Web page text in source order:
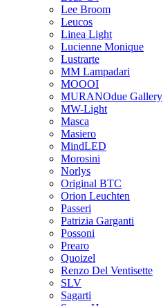
Lee Broom
Leucos
Linea Light
Lucienne Monique
Lustrarte
MM Lampadari
MOOOI
MURANOdue Gallery
MW-Light
Masca
Masiero
MindLED
Morosini
Norlys
Original BTC
Orion Leuchten
Passeri
Patrizia Garganti
Possoni
Prearo
Quoizel
Renzo Del Ventisette
SLV
Sagarti